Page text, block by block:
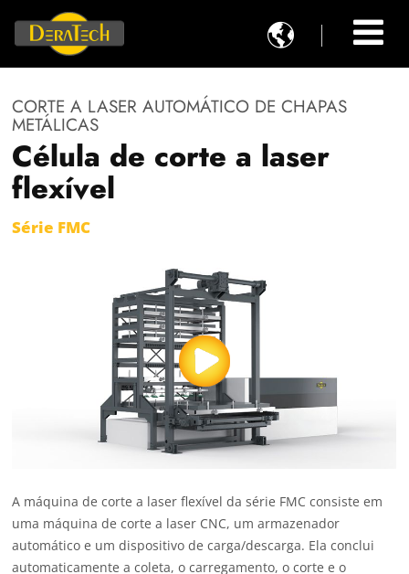

CORTE A LASER AUTOMÁTICO DE CHAPAS
METÁLICAS
Célula de corte a laser
flexível
Série FMC
A máquina de corte a laser flexível da série FMC consiste em
uma máquina de corte a laser CNC, um armazenador
automático e um dispositivo de carga/descarga. Ela conclui
automaticamente a coleta, o carregamento, o corte e o